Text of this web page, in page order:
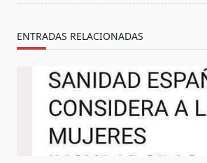
ENTRADAS RELACIONADAS